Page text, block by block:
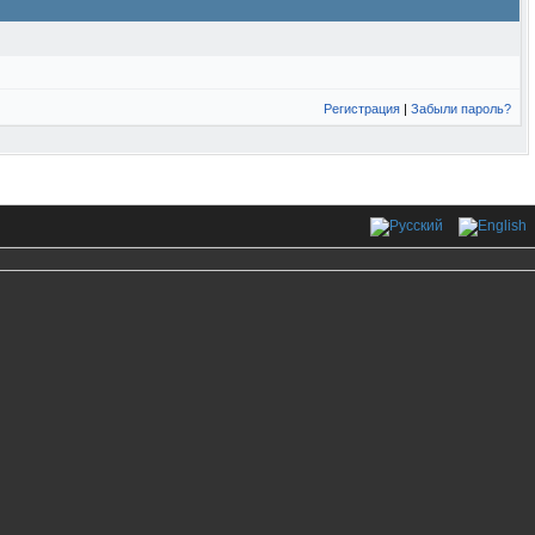
Регистрация | Забыли пароль?